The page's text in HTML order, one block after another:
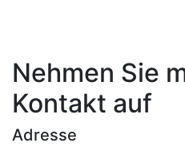
Nehmen Sie
Kontakt auf
Adresse